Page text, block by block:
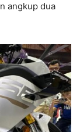
angkup dua